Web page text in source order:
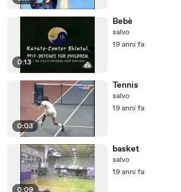
0:13
Bebè
salvo
19 anni fa
0:03
Tennis
salvo
19 anni fa
basket
salvo
19 anni fa